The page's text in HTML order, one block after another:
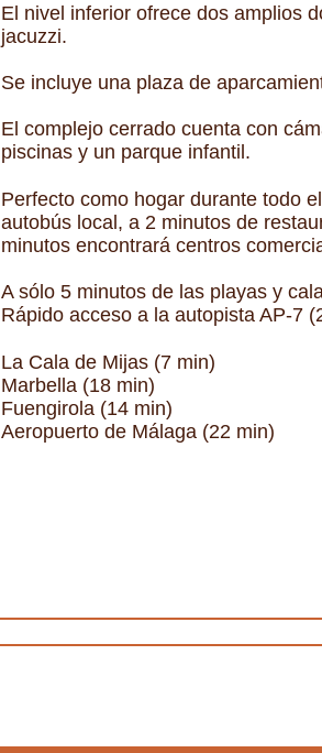
El nivel inferior ofrece dos amplios
jacuzzi.
Se incluye una plaza de
El complejo cerrado cuenta con
piscinas y un parque infantil.
Perfecto como hogar durante todo
autobús local, a 2 minutos de
minutos encontrará centros
A sólo 5 minutos de las playas y
Rápido acceso a la autopista AP-7
La Cala de Mijas (7 min)
Marbella (18 min)
Fuengirola (14 min)
Aeropuerto de Málaga (22 min)